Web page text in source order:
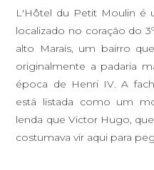
L'Hôtel du Petit Moulin é
localizado no coração do
alto Marais, um bairro
originalmente a padaria
época de Henri IV. A
está listada como um
lenda que Victor Hugo,
costumava vir aqui para